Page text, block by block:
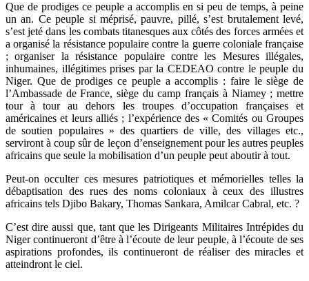
Que de prodiges ce peuple a accomplis en si peu de temps, à peine
un an. Ce peuple si méprisé, pauvre, pillé, s’est brutalement levé,
s’est jeté dans les combats titanesques aux côtés des forces armées et
a organisé la résistance populaire contre la guerre coloniale française
; organiser la résistance populaire contre les Mesures illégales,
inhumaines, illégitimes prises par la CEDEAO contre le peuple du
Niger. Que de prodiges ce peuple a accomplis : faire le siège de
l’Ambassade de France, siège du camp français à Niamey ; mettre
tour à tour au dehors les troupes d’occupation françaises et
américaines et leurs alliés ; l’expérience des « Comités ou Groupes
de soutien populaires » des quartiers de ville, des villages etc.,
serviront à coup sûr de leçon d’enseignement pour les autres peuples
africains que seule la mobilisation d’un peuple peut aboutir à tout.
Peut-on occulter ces mesures patriotiques et mémorielles telles la
débaptisation des rues des noms coloniaux à ceux des illustres
africains tels Djibo Bakary, Thomas Sankara, Amilcar Cabral, etc. ?
C’est dire aussi que, tant que les Dirigeants Militaires Intrépides du
Niger continueront d’être à l’écoute de leur peuple, à l’écoute de ses
aspirations profondes, ils continueront de réaliser des miracles et
atteindront le ciel.